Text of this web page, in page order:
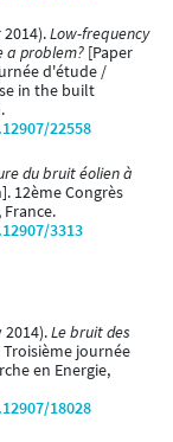
2014).Low-frequency
a problem? [Paper
d'étude /
in the built
22558
du bruit éolien à
12ème Congrès
3313
2014).Le bruit des
journée
en Energie,
18028